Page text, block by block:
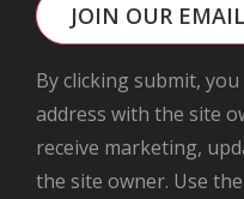
JOIN OUR
By clicking submit,
address with the site
receive marketing,
the site owner. Use